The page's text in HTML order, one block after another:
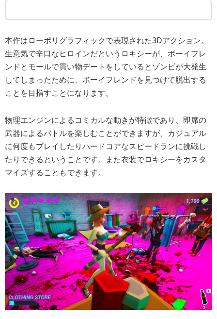
本作はローポリグラフィックで表現された3Dアクション。
生意気で辛口なヒロインだというロキシーが、ボーイフレ
ンドとモールで買い物デートをしているとゾンビが大発生
してしまったために、ボーイフレンドを見つけて脱出する
ことを目指すことになります。
物理エンジンによるコミカルな動きが特徴であり、即席の
武器によるバトルを楽しむことができますが、カジュアル
に何度もプレイしたりハードコアなスピードランに挑戦し
たりできるということです。また衣装でロキシーをカスタ
マイズすることもできます。